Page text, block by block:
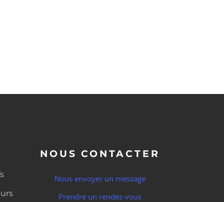
NOUS CONTACTER
Nous envoyer un message
Prendre un rendez-vous